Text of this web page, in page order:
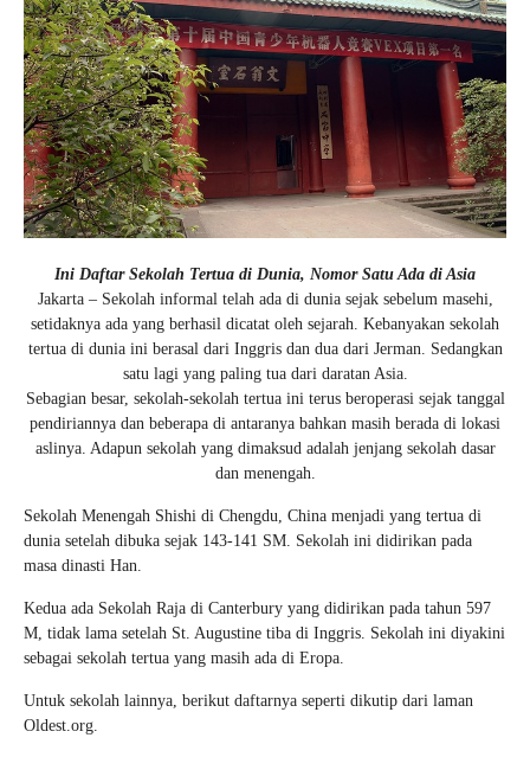
Ini Daftar Sekolah Tertua di Dunia, Nomor Satu Ada di Asia
Jakarta – Sekolah informal telah ada di dunia sejak sebelum masehi,
setidaknya ada yang berhasil dicatat oleh sejarah. Kebanyakan sekolah
tertua di dunia ini berasal dari Inggris dan dua dari Jerman. Sedangkan
satu lagi yang paling tua dari daratan Asia.
Sebagian besar, sekolah-sekolah tertua ini terus beroperasi sejak tanggal
pendiriannya dan beberapa di antaranya bahkan masih berada di lokasi
aslinya. Adapun sekolah yang dimaksud adalah jenjang sekolah dasar
dan menengah.
Sekolah Menengah Shishi di Chengdu, China menjadi yang tertua di
dunia setelah dibuka sejak 143-141 SM. Sekolah ini didirikan pada
masa dinasti Han.
Kedua ada Sekolah Raja di Canterbury yang didirikan pada tahun 597
M, tidak lama setelah St. Augustine tiba di Inggris. Sekolah ini diyakini
sebagai sekolah tertua yang masih ada di Eropa.
Untuk sekolah lainnya, berikut daftarnya seperti dikutip dari laman
Oldest.org.